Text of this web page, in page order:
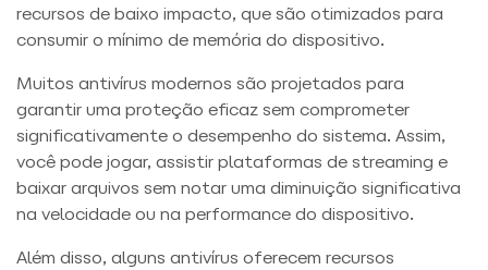
recursos de baixo impacto, que são otimizados para
consumir o mínimo de memória do dispositivo.
Muitos antivírus modernos são projetados para
garantir uma proteção eficaz sem comprometer
significativamente o desempenho do sistema. Assim,
você pode jogar, assistir plataformas de streaming e
baixar arquivos sem notar uma diminuição significativa
na velocidade ou na performance do dispositivo.
Além disso, alguns antivírus oferecem recursos